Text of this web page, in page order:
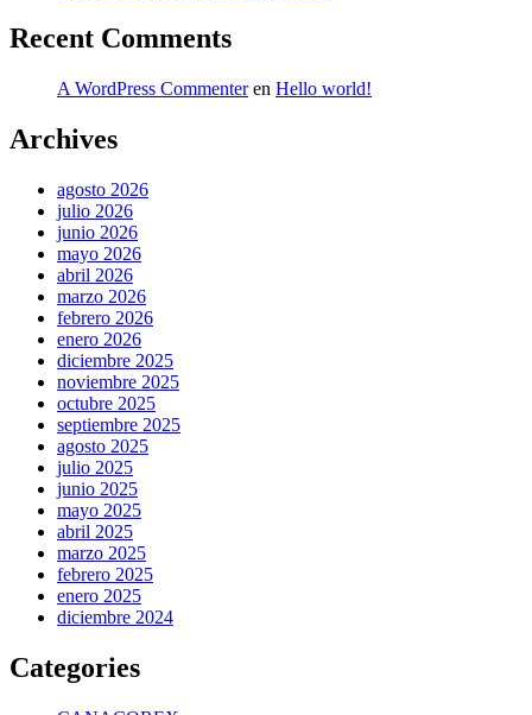
Recent Comments
A WordPress Commenteren Hello world!
Archives
agosto 2026
julio 2026
junio 2026
mayo 2026
abril 2026
marzo 2026
febrero 2026
enero 2026
diciembre 2025
noviembre 2025
octubre 2025
septiembre 2025
agosto 2025
julio 2025
junio 2025
mayo 2025
abril 2025
marzo 2025
febrero 2025
enero 2025
diciembre 2024
Categories